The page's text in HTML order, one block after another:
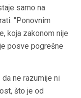
samo na
“Ponovnim
koja zakonom nije
posve pogrešne
ne razumije ni
što je od